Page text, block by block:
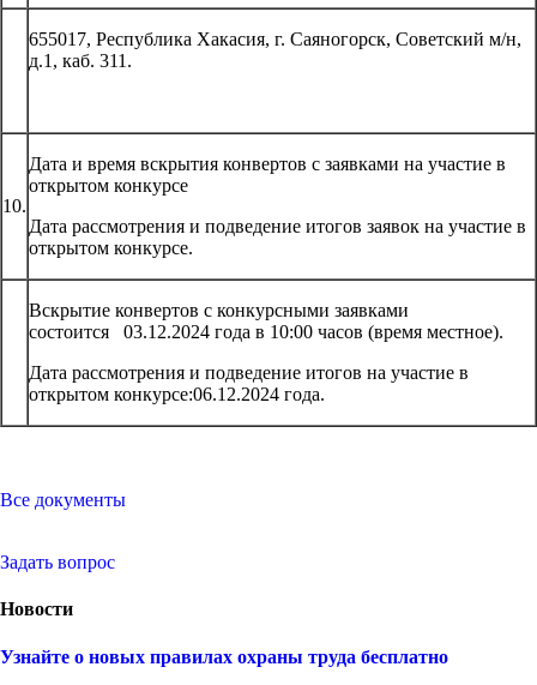
655017, Республика Хакасия, г. Саяногорск, Советский м/н,
д.1, каб. 311.
10.
Дата и время вскрытия конвертов с заявками на участие в
открытом конкурсе
Дата рассмотрения и подведение итогов заявок на участие в
открытом конкурсе.
Вскрытие конвертов с конкурсными заявками
состоится 03.12.2024 года в 10:00 часов (время местное).
Дата рассмотрения и подведение итогов на участие в
открытом конкурсе:06.12.2024 года.
Все документы
Задать вопрос
Новости
Узнайте о новых правилах охраны труда бесплатно